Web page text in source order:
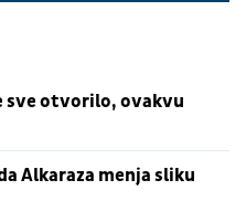
sve otvorilo, ovakvu
Alkaraza menja sliku